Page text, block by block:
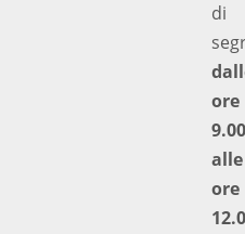
di
ore
9.00
alle
ore